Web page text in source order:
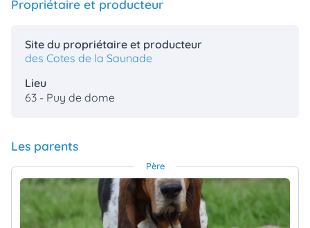
Propriétaire et producteur
Site du propriétaire et producteur
des Cotes de la Saunade
Lieu
63 - Puy de dome
Les parents
Père